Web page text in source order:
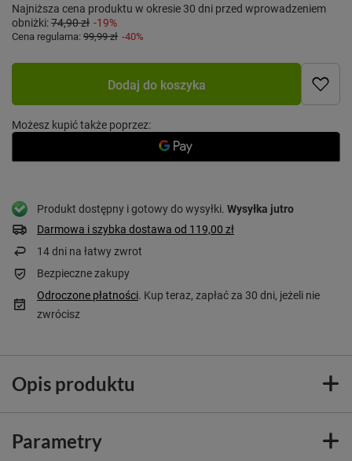
Najniższa cena produktu w okresie 30 dni przed wprowadzeniem
obniżki:74,90 zł -19%
Cena regularna: 99,99 zł -40%
Dodaj do koszyka
Możesz kupić także poprzez:
Produkt dostępny i gotowy do wysyłki Wysyłka jutro
Darmowa i szybka dostawa od 119,00 zł
14dni na łatwy zwrot
Bezpieczne zakupy
Odroczone płatności. Kup teraz, zapłać za 30 dni, jeżeli nie
zwrócisz
Opis produktu
Parametry